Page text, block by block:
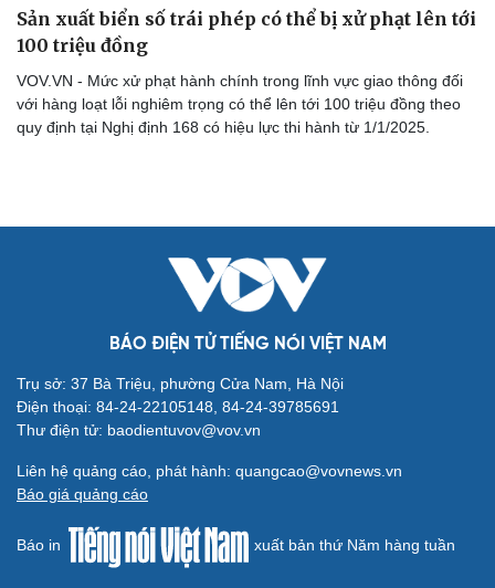
Cải chính
Sản xuất biển số trái phép có thể bị xử phạt lên tới
100 triệu đồng
VOV.VN - Mức xử phạt hành chính trong lĩnh vực giao thông đối
với hàng loạt lỗi nghiêm trọng có thể lên tới 100 triệu đồng theo
quy định tại Nghị định 168 có hiệu lực thi hành từ 1/1/2025.
BÁO ĐIỆN TỬ TIẾNG NÓI VIỆT NAM
Trụ sở: 37 Bà Triệu, phường Cửa Nam, Hà Nội
Điện thoại: 84-24-22105148, 84-24-39785691
Thư điện tử: baodientuvov@vov.vn
Liên hệ quảng cáo, phát hành: quangcao@vovnews.vn
Báo giá quảng cáo
Báo in xuất bản thứ Năm hàng tuần